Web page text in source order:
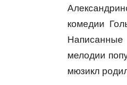
комедии
Написанные
мелодии
мюзикл